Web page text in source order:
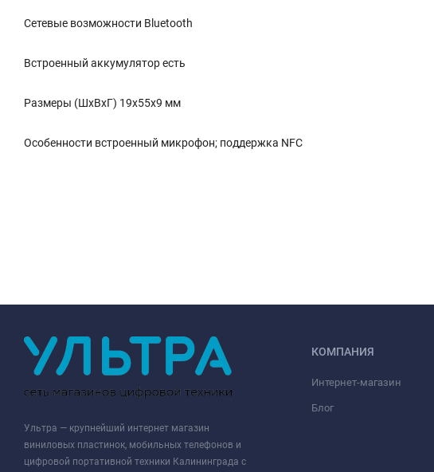
Сетевые возможности Bluetooth
Встроенный аккумулятор есть
Размеры (ШхВхГ) 19x55x9 мм
Особенности встроенный микрофон; поддержка NFC
Ультра — крупнейший интернет магазин
виниловых пластинок, мобильных телефонов и
цифровой портативной техники Калининграда с
КОМПАНИЯ
Интернет-магазин
Блог